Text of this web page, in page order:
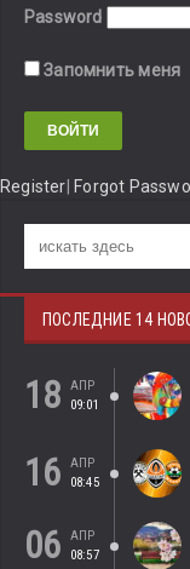
Password
Запомнить меня
Register Forgot
ПОСЛЕДНИЕ 14
18
АПР
09:01
16
АПР
08:45
06
АПР
08:57